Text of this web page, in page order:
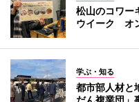
松山のコワー
ウイーク オ
学ぶ・知る
都市部人材